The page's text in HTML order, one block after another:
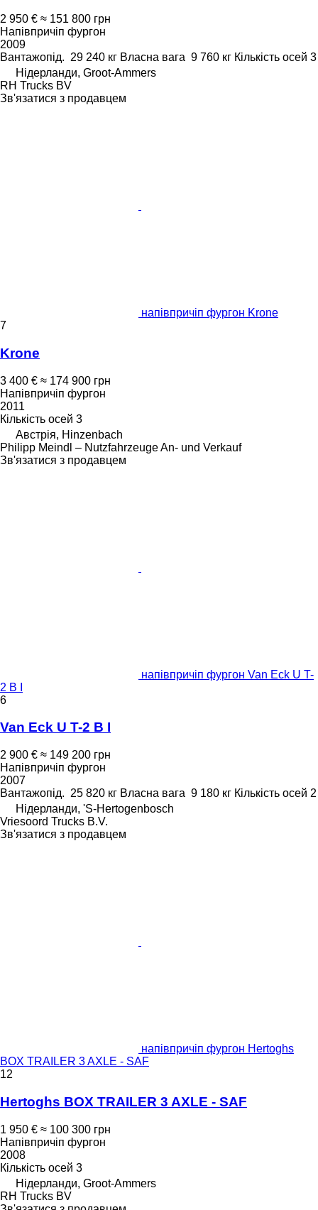
2 950 € ≈ 151 800 грн
Напівпричіп фургон
2009
Вантажопід. 29 240 кг Власна вага 9 760 кг Кількість осей 3
Нідерланди, Groot-Ammers
RH Trucks BV
Зв'язатися з продавцем
напівпричіп фургон Krone
7
Krone
3 400 € ≈ 174 900 грн
Напівпричіп фургон
2011
Кількість осей 3
Австрія, Hinzenbach
Philipp Meindl – Nutzfahrzeuge An- und Verkauf
Зв'язатися з продавцем
напівпричіп фургон Van Eck U T-
2 B I
6
Van Eck U T-2 B I
2 900 € ≈ 149 200 грн
Напівпричіп фургон
2007
Вантажопід. 25 820 кг Власна вага 9 180 кг Кількість осей 2
Нідерланди, 'S-Hertogenbosch
Vriesoord Trucks B.V.
Зв'язатися з продавцем
напівпричіп фургон Hertoghs
BOX TRAILER 3 AXLE - SAF
12
Hertoghs BOX TRAILER 3 AXLE - SAF
1 950 € ≈ 100 300 грн
Напівпричіп фургон
2008
Кількість осей 3
Нідерланди, Groot-Ammers
RH Trucks BV